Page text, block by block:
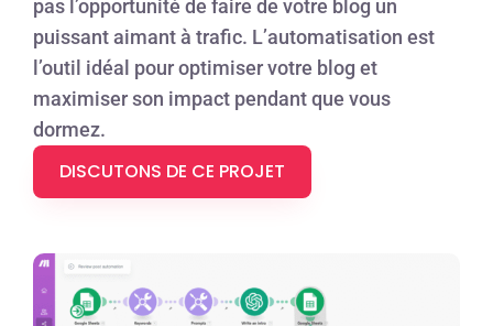
pas l’opportunité de faire de votre blog un
puissant aimant à trafic. L’automatisation est
l’outil idéal pour optimiser votre blog et
maximiser son impact pendant que vous
dormez.
DISCUTONS DE CE PROJET